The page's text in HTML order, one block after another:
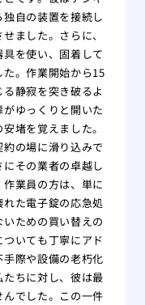
自の装置を接続し
ました。さらに、
を使い、固着して
。作業開始から15
静寂を突き破るよ
ゆっくりと開いた
堵を覚えました。
の場に滑り込みで
その業者の卓越し
業員の方は、単に
た電子錠の応急処
ための買い替えの
いても丁寧にアド
際や設備の老朽化
ちに対し、彼は最
でした。この一件